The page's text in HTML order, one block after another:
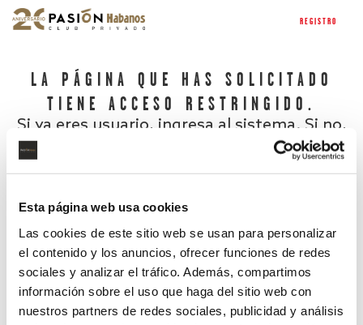
Esta página web usa cookies
Las cookies de este sitio web se usan para personalizar
el contenido y los anuncios, ofrecer funciones de redes
sociales y analizar el tráfico. Además, compartimos
información sobre el uso que haga del sitio web con
nuestros partners de redes sociales, publicidad y análisis
REGISTRO
LA PÁGINA QUE HAS SOLICITADO
TIENE ACCESO RESTRINGIDO.
Si ya eres usuario, ingresa al sistema. Si no,
¿Has olvidado tu contraseña?